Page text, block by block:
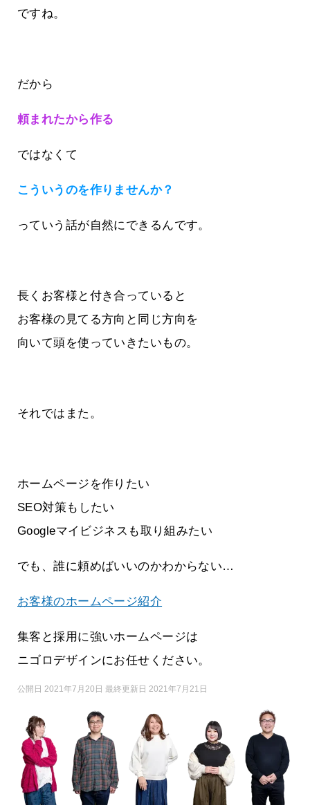
ですね。
だから
頼まれたから作る
ではなくて
こういうのを作りませんか？
っていう話が自然にできるんです。
長くお客様と付き合っていると
お客様の見てる方向と同じ方向を
向いて頭を使っていきたいもの。
それではまた。
ホームページを作りたい
SEO対策もしたい
Googleマイビジネスも取り組みたい
でも、誰に頼めばいいのかわからない…
お客様のホームページ紹介
集客と採用に強いホームページは
ニゴロデザインにお任せください。
公開日 2021年7月20日 最終更新日 2021年7月21日